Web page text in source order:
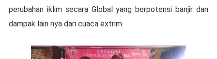
perubahan iklim secara Global yang berpotensi banjir dan
dampak lain nya dari cuaca extrim.